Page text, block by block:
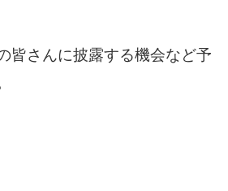
皆さんに披露する機会など予